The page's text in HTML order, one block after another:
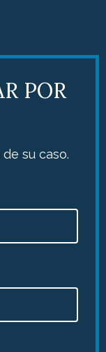
POR
su caso.